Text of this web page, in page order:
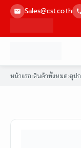
Skip
Sales@cst.co.th
หน้าแรก›สินค้าทั้งหมด›อุป